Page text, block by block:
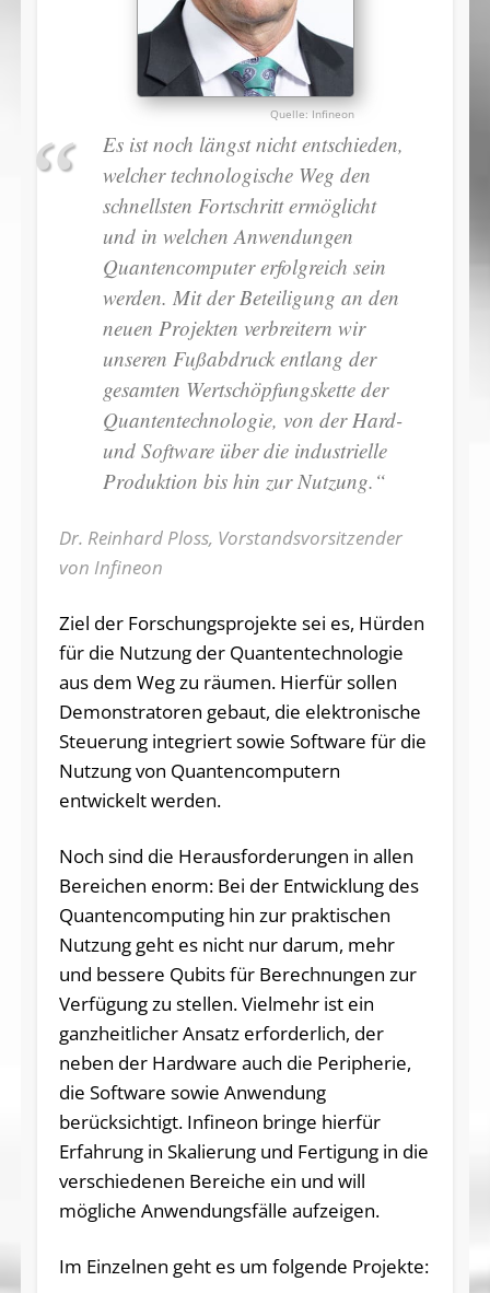
Infineon
Es ist noch längst nicht entschieden,
welcher technologische Weg den
schnellsten Fortschritt ermöglicht
und in welchen Anwendungen
Quantencomputer erfolgreich sein
werden. Mit der Beteiligung an den
neuen Projekten verbreitern wir
unseren Fußabdruck entlang der
gesamten Wertschöpfungskette der
Quantentechnologie, von der Hard-
und Software über die industrielle
Produktion bis hin zur Nutzung.“
Dr. Reinhard Ploss, Vorstandsvorsitzender
von Infineon
Ziel der Forschungsprojekte sei es, Hürden
für die Nutzung der Quantentechnologie
aus dem Weg zu räumen. Hierfür sollen
Demonstratoren gebaut, die elektronische
Steuerung integriert sowie Software für die
Nutzung von Quantencomputern
entwickelt werden.
Noch sind die Herausforderungen in allen
Bereichen enorm: Bei der Entwicklung des
Quantencomputing hin zur praktischen
Nutzung geht es nicht nur darum, mehr
und bessere Qubits für Berechnungen zur
Verfügung zu stellen. Vielmehr ist ein
ganzheitlicher Ansatz erforderlich, der
neben der Hardware auch die Peripherie,
die Software sowie Anwendung
berücksichtigt. Infineon bringe hierfür
Erfahrung in Skalierung und Fertigung in die
verschiedenen Bereiche ein und will
mögliche Anwendungsfälle aufzeigen.
Im Einzelnen geht es um folgende Projekte: